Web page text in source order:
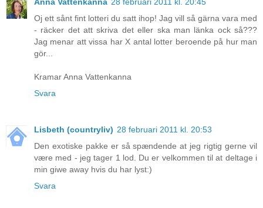
Anna Vattenkanna 28 februari 2011 kl. 20:45
Oj ett sånt fint lotteri du satt ihop! Jag vill så gärna vara med
- räcker det att skriva det eller ska man länka ock så???
Jag menar att vissa har X antal lotter beroende på hur man
gör...
Kramar Anna Vattenkanna
Svara
Lisbeth (countryliv) 28 februari 2011 kl. 20:53
Den exotiske pakke er så spændende at jeg rigtig gerne vil
være med - jeg tager 1 lod. Du er velkommen til at deltage i
min giwe away hvis du har lyst:)
Svara